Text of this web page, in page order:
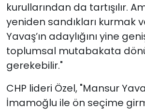
kurullarından da tartışılır.
yeniden sandıkları kurmak
Yavaş’ın adaylığını yine
toplumsal mutabakata
gerekebilir."
CHP lideri Özel, "Mansur
İmamoğlu ile ön seçime